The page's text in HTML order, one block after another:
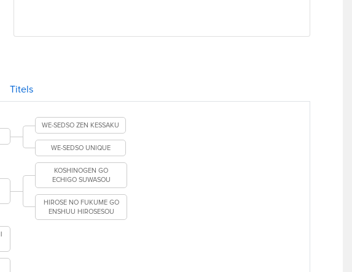
Titels
WE-SEDSO ZEN KESSAKU
WE-SEDSO UNIQUE
KOSHINOGEN GO
ECHIGO SUWASOU
HIROSE NO FUKUME GO
ENSHUU HIROSESOU